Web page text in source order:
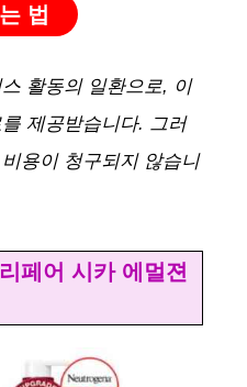
법
활동의 일환으로, 이
제공받습니다. 그러
용이 청구되지 않습니
페어 시카 에멀젼